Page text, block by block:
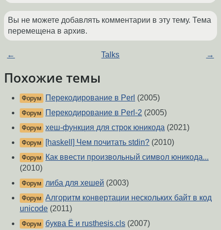
Вы не можете добавлять комментарии в эту тему. Тема
перемещена в архив.
← Talks →
Похожие темы
Форум Перекодирование в Perl (2005)
Форум Перекодирование в Perl-2 (2005)
Форум хеш-функция для строк юникода (2021)
Форум [haskell] Чем почитать stdin? (2010)
Форум
Как ввести произвольный символ юникода...
(2010)
Форум либа для хешей (2003)
Форум Алгоритм конвертации нескольких байт в код
unicode (2011)
Форум буква Ё и rusthesis.cls (2007)